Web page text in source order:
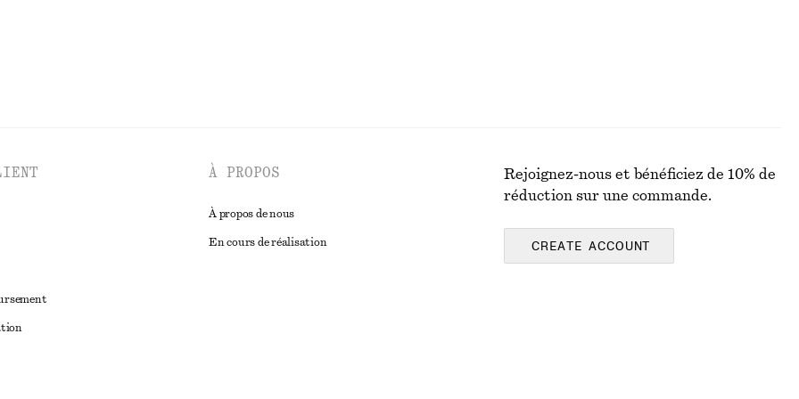
À PROPOS
À propos de nous
En cours de réalisation
Rejoignez-nous et bénéficiez de 10% de
réduction sur une commande.
CREATE ACCOUNT